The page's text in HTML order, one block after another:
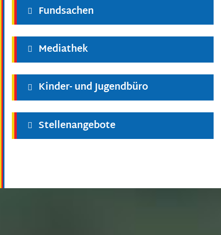
Fundsachen
Mediathek
Kinder- und Jugendbüro
Stellenangebote